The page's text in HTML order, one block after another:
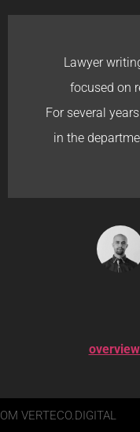
Lawyer
focused on
For several
in the
overview
VERTECO.DIGITAL